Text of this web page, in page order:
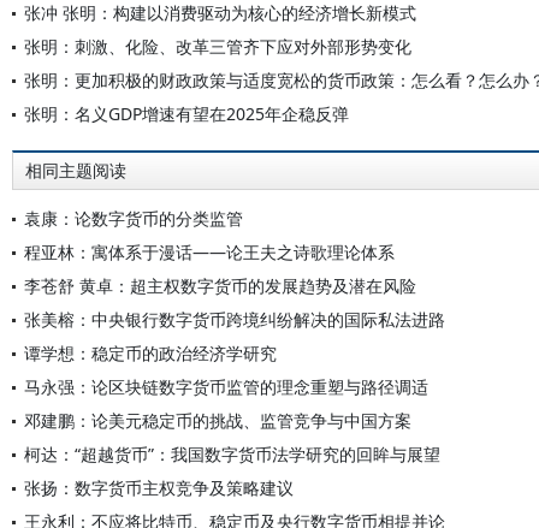
张冲 张明：构建以消费驱动为核心的经济增长新模式
张明：刺激、化险、改革三管齐下应对外部形势变化
张明：更加积极的财政政策与适度宽松的货币政策：怎么看？怎么办
张明：名义GDP增速有望在2025年企稳反弹
相同主题阅读
袁康：论数字货币的分类监管
程亚林：寓体系于漫话——论王夫之诗歌理论体系
李苍舒 黄卓：超主权数字货币的发展趋势及潜在风险
张美榕：中央银行数字货币跨境纠纷解决的国际私法进路
谭学想：稳定币的政治经济学研究
马永强：论区块链数字货币监管的理念重塑与路径调适
邓建鹏：论美元稳定币的挑战、监管竞争与中国方案
柯达：“超越货币”：我国数字货币法学研究的回眸与展望
张扬：数字货币主权竞争及策略建议
王永利：不应将比特币、稳定币及央行数字货币相提并论